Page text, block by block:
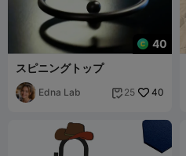
40
スピニングトップ
Edna Lab  25 40